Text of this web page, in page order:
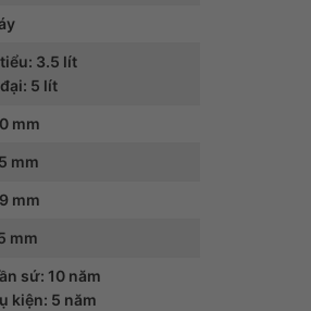
3.5 lít
5 lít
mm
mm
mm
mm
sứ: 10 năm
kiện: 5 năm